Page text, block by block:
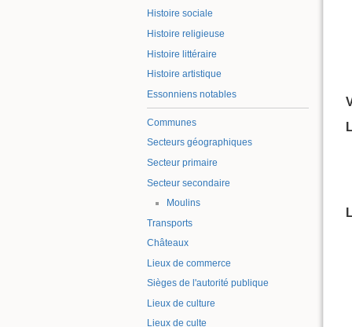
Histoire sociale
Histoire religieuse
Histoire littéraire
Histoire artistique
Essonniens notables
Communes
Secteurs géographiques
Secteur primaire
Secteur secondaire
Moulins
Transports
Châteaux
Lieux de commerce
Sièges de l'autorité publique
Lieux de culture
Lieux de culte